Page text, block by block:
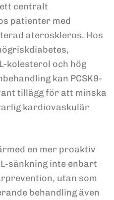
centralt
patienter med
ateroskleros. Hos
kolesterol och hög
kan PCSK9-
tillägg för att minska
kardiovaskulär
en mer proaktiv
sänkning inte enbart
utan som
behandling även